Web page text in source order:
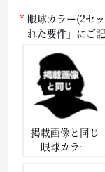
眼球カラー(2セ
れた要件」にご
掲載画像と同じ
眼球カラー